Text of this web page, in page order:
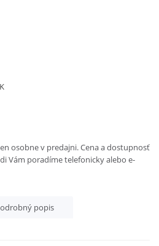
osobne v predajni. Cena a dostupnosť
Vám poradíme telefonicky alebo e-
popis